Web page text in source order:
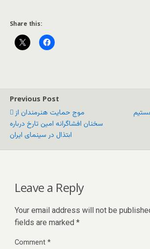
Share this:
Previous Post
موج حمایت هنرمندان از
سخنان افشاگرانه امین تارخ درباره
ابتذال در سینمای ایران
Leave a Reply
Your email address will not be
fields are marked *
Comment*